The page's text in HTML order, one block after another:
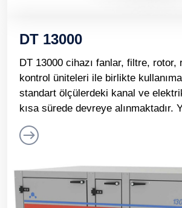
DT 13000
DT 13000 cihazı fanlar, filtre,
kontrol üniteleri ile birlikte
standart ölçülerdeki kanal ve
kısa sürede devreye alınmaktadır.